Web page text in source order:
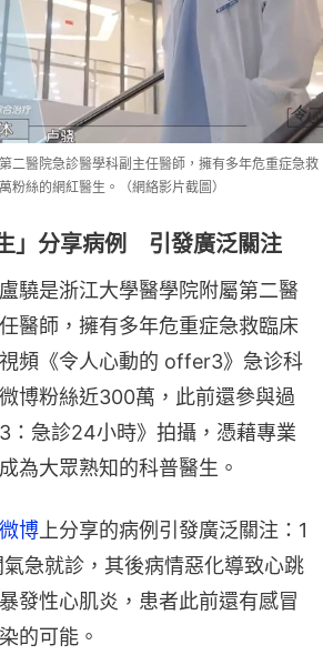
二醫院急診醫學科副主任醫師，擁有多年危重症急救
粉絲的網紅醫生。（網絡影片截圖）
」分享病例 引發廣泛關注
驍是浙江大學醫學院附屬第二醫
醫師，擁有多年危重症急救臨床
頻《令人心動的 offer3》急诊科
博粉絲近300萬，此前還參與過
：急診24小時》拍攝，憑藉專業
為大眾熟知的科普醫生。
微博 上分享的病例引發廣泛關注：1
急就診，其後病情惡化導致心跳
發性心肌炎，患者此前還有感冒
的可能。